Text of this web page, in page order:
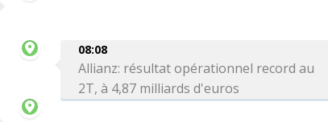
08:08
Allianz: résultat opérationnel record au
2T, à 4,87 milliards d'euros